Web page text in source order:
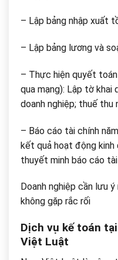
– Lập bảng nhập xuất
– Lập bảng lương và
– Thực hiện quyết
qua mạng): Lập tờ
doanh nghiệp; thuế thu
– Báo cáo tài chính
kết quả hoạt động kinh
thuyết minh báo cáo
Doanh nghiệp cần lưu
không gặp rắc rối
Dịch vụ kế toán
Việt Luật